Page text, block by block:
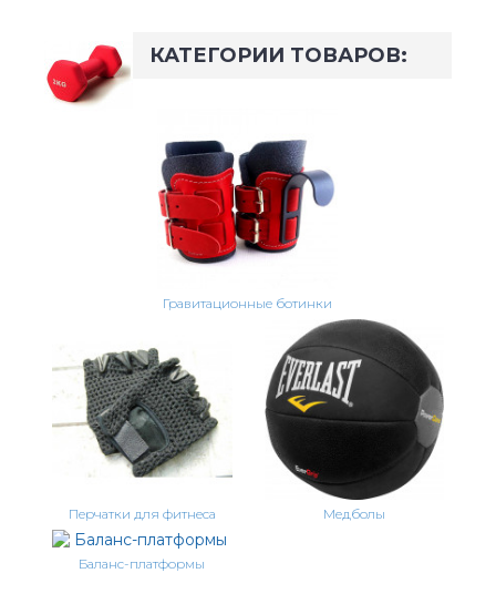
КАТЕГОРИИ ТОВАРОВ:
Гравитационные ботинки
Перчатки для фитнеса Медболы
Баланс-платформы